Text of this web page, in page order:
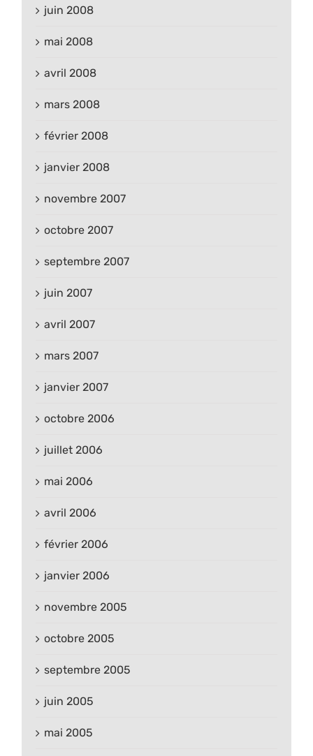
juin 2008
mai 2008
avril 2008
mars 2008
février 2008
janvier 2008
novembre 2007
octobre 2007
septembre 2007
juin 2007
avril 2007
mars 2007
janvier 2007
octobre 2006
juillet 2006
mai 2006
avril 2006
février 2006
janvier 2006
novembre 2005
octobre 2005
septembre 2005
juin 2005
mai 2005